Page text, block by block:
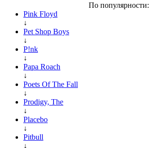
По популярности:
Pink Floyd
↓
Pet Shop Boys
↓
P!nk
↓
Papa Roach
↓
Poets Of The Fall
↓
Prodigy, The
↓
Placebo
↓
Pitbull
↓